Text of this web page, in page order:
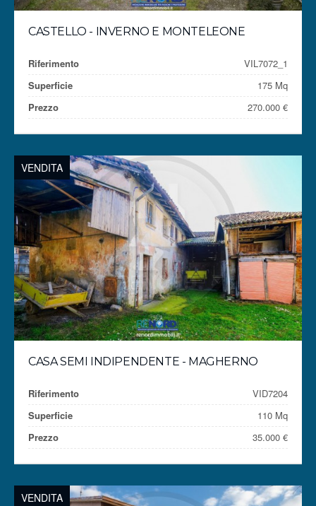
CASTELLO - INVERNO E MONTELEONE
Riferimento
VIL7072_1
Superficie
175 Mq
Prezzo
270.000 €
VENDITA
CASA SEMI INDIPENDENTE - MAGHERNO
Riferimento
VID7204
Superficie
110 Mq
Prezzo
35.000 €
VENDITA